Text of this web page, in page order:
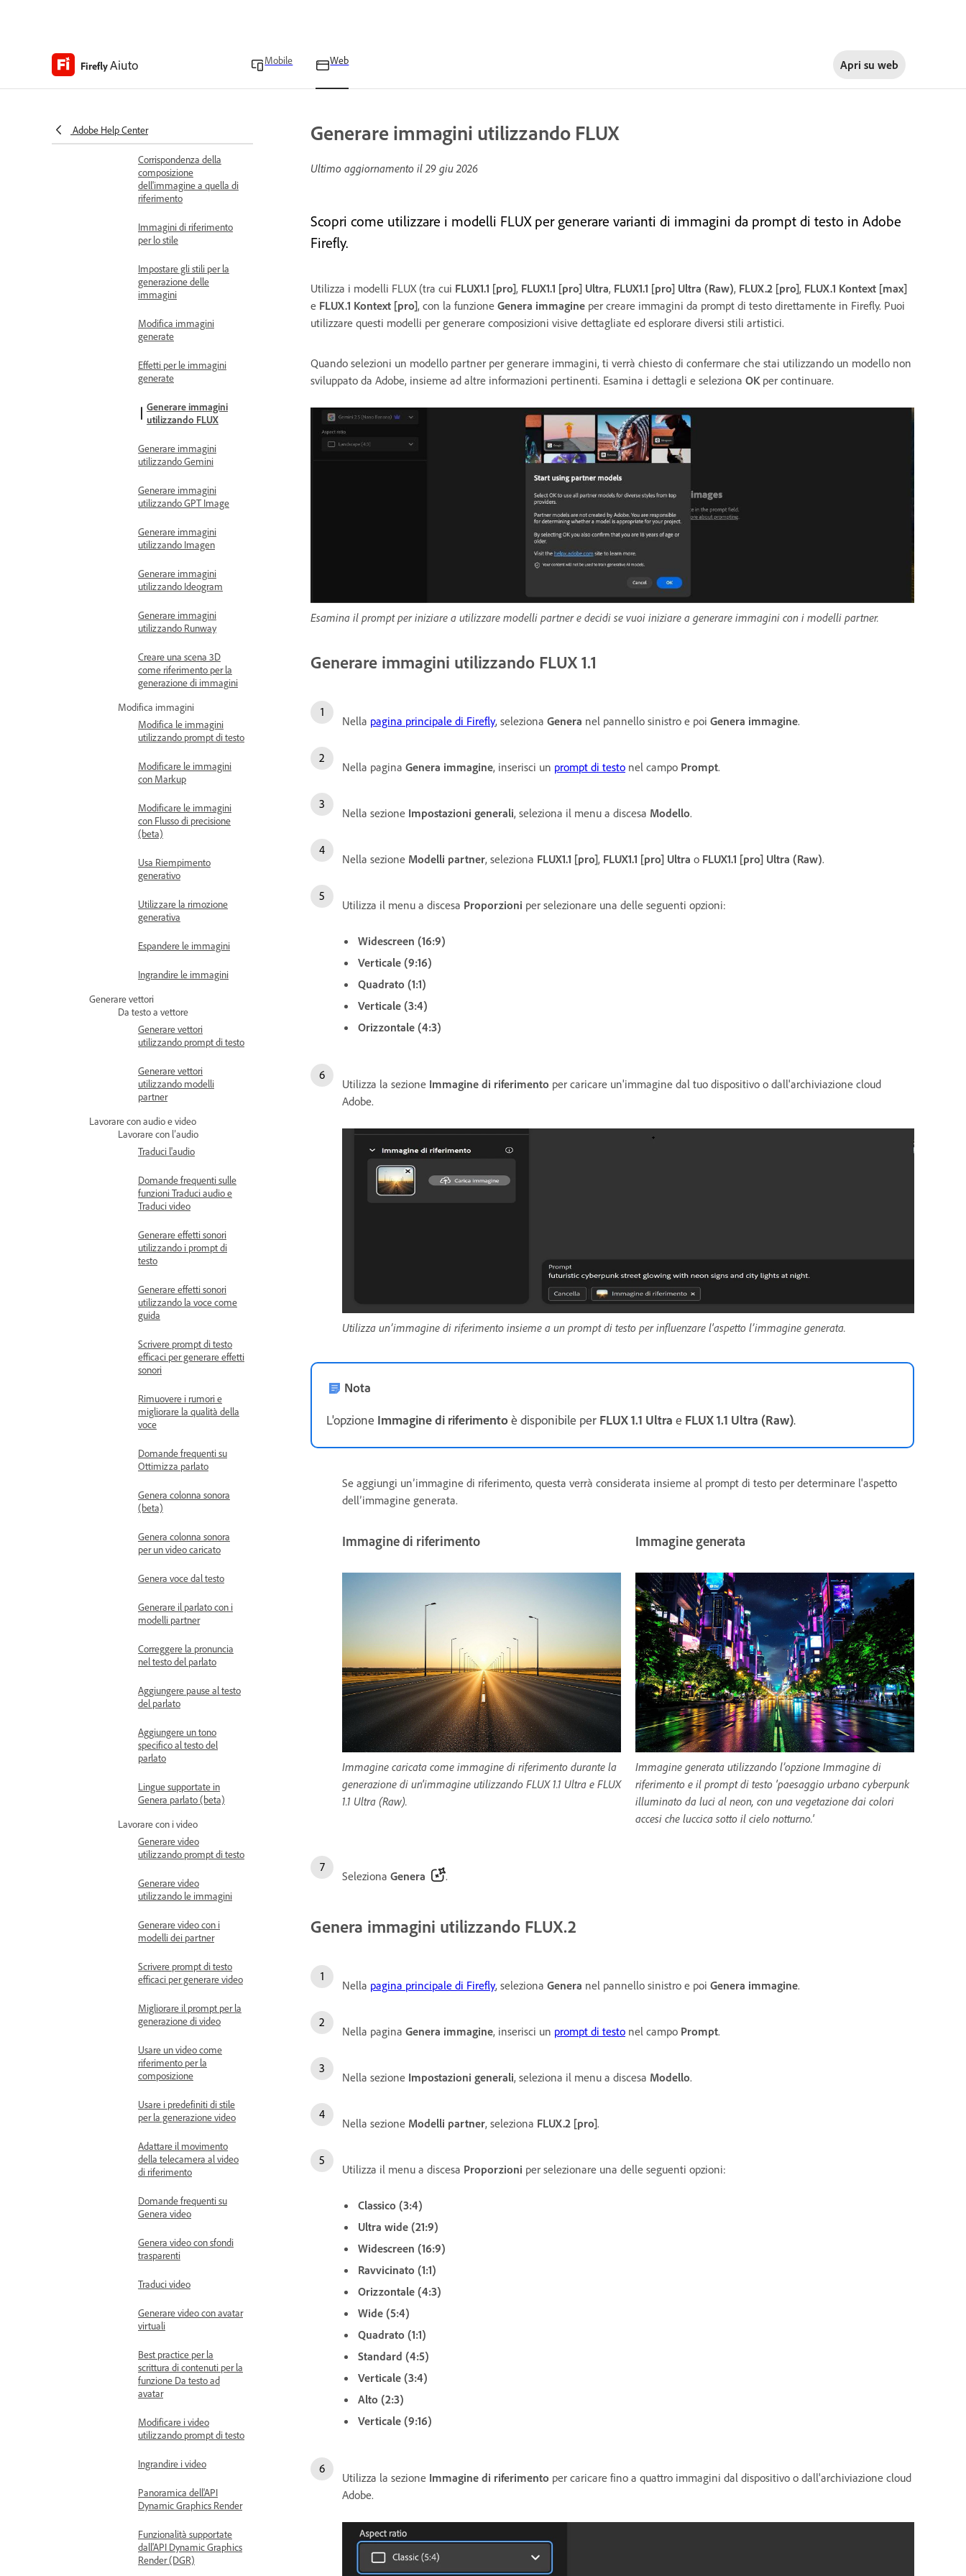
FireflyAiuto Mobile Web Apri su web
Adobe Help Center
delle immagini
contenuto
Corrispondenza della
composizione
dell'immagine a quella di
riferimento
Immagini di riferimento
per lo stile
Impostare gli stili per la
generazione delle
immagini
Modifica immagini
generate
Effetti per le immagini
generate
Generare immagini
utilizzando FLUX
Generare immagini
utilizzando Gemini
Generare immagini
utilizzando GPT Image
Generare immagini
utilizzando Imagen
Generare immagini
utilizzando Ideogram
Generare immagini
utilizzando Runway
Creare una scena 3D
come riferimento per la
generazione di immagini
Modifica immagini
Modifica le immagini
utilizzando prompt di testo
Modificare le immagini
con Markup
Modificare le immagini
con Flusso di precisione
(beta)
Usa Riempimento
generativo
Utilizzare la rimozione
generativa
Espandere le immagini
Ingrandire le immagini
Generare vettori
Da testo a vettore
Generare vettori
utilizzando prompt di testo
Generare vettori
utilizzando modelli
partner
Lavorare con audio e video
Lavorare con l’audio
Traduci l'audio
Domande frequenti sulle
funzioni Traduci audio e
Traduci video
Generare effetti sonori
utilizzando i prompt di
testo
Generare effetti sonori
utilizzando la voce come
guida
Scrivere prompt di testo
efficaci per generare effetti
sonori
Rimuovere i rumori e
migliorare la qualità della
voce
Domande frequenti su
Ottimizza parlato
Genera colonna sonora
(beta)
Genera colonna sonora
per un video caricato
Genera voce dal testo
Generare il parlato con i
modelli partner
Correggere la pronuncia
nel testo del parlato
Aggiungere pause al testo
del parlato
Aggiungere un tono
specifico al testo del
parlato
Lingue supportate in
Genera parlato (beta)
Lavorare con i video
Generare video
utilizzando prompt di testo
Generare video
utilizzando le immagini
Generare video con i
modelli dei partner
Scrivere prompt di testo
efficaci per generare video
Migliorare il prompt per la
generazione di video
Usare un video come
riferimento per la
composizione
Usare i predefiniti di stile
per la generazione video
Adattare il movimento
della telecamera al video
di riferimento
Domande frequenti su
Genera video
Genera video con sfondi
trasparenti
Traduci video
Generare video con avatar
virtuali
Best practice per la
scrittura di contenuti per la
funzione Da testo ad
avatar
Modificare i video
utilizzando prompt di testo
Ingrandire i video
Panoramica dell'API
Dynamic Graphics Render
Funzionalità supportate
dall'API Dynamic Graphics
Render (DGR)
Generare immagini utilizzando FLUX
Ultimo aggiornamento il29 giu 2026
Scopri come utilizzare i modelli FLUX per generare varianti di immagini da prompt di testo in Adobe
Firefly.
Utilizza i modelli FLUX (tra cui FLUX1.1 [pro], FLUX1.1 [pro] Ultra, FLUX1.1 [pro] Ultra (Raw), FLUX.2 [pro], FLUX.1 Kontext [max]
e FLUX.1 Kontext [pro], con la funzione Genera immagine per creare immagini da prompt di testo direttamente in Firefly. Puoi
utilizzare questi modelli per generare composizioni visive dettagliate ed esplorare diversi stili artistici.
Quando selezioni un modello partner per generare immagini, ti verrà chiesto di confermare che stai utilizzando un modello non
sviluppato da Adobe, insieme ad altre informazioni pertinenti. Esamina i dettagli e seleziona OKper continuare.
Esamina il prompt per iniziare a utilizzare modelli partner e decidi se vuoi iniziare a generare immagini con i modelli partner.
Generare immagini utilizzando FLUX 1.1
Nella pagina principale di Firefly, seleziona Genera nel pannello sinistro e poi Genera immagine.
Nella pagina Genera immagine, inserisci un prompt di testo nel campo Prompt.
Nella sezione Impostazioni generali, seleziona il menu a discesa Modello.
Nella sezione Modelli partner, seleziona FLUX1.1 [pro], FLUX1.1 [pro] Ultra o FLUX1.1 [pro] Ultra (Raw).
Utilizza il menu a discesa Proporzioni per selezionare una delle seguenti opzioni:
Widescreen (16:9)
Verticale (9:16)
Quadrato (1:1)
Verticale (3:4)
Orizzontale (4:3)
Utilizza la sezione Immagine di riferimento per caricare un'immagine dal tuo dispositivo o dall'archiviazione cloud
Adobe.
Utilizza un’immagine di riferimento insieme a un prompt di testo per influenzare l'aspetto l’immagine generata.
Nota
L'opzione Immagine di riferimentoè disponibile per FLUX 1.1 Ultra e FLUX 1.1 Ultra (Raw).
Se aggiungi un’immagine di riferimento, questa verrà considerata insieme al prompt di testo per determinare l'aspetto
dell’immagine generata.
Immagine di riferimento
Immagine caricata come immagine di riferimento durante la
generazione di un'immagine utilizzando FLUX 1.1 Ultra e FLUX
1.1 Ultra (Raw).
Immagine generata
Immagine generata utilizzando l’opzione Immagine di
riferimento e il prompt di testo 'paesaggio urbano cyberpunk
illuminato da luci al neon, con una vegetazione dai colori
accesi che luccica sotto il cielo notturno.'
Seleziona Genera .
Genera immagini utilizzando FLUX.2
Nella pagina principale di Firefly, seleziona Genera nel pannello sinistro e poi Genera immagine.
Nella pagina Genera immagine, inserisci un prompt di testo nel campo Prompt.
Nella sezione Impostazioni generali, seleziona il menu a discesa Modello.
Nella sezione Modelli partner, seleziona FLUX.2 [pro].
Utilizza il menu a discesa Proporzioni per selezionare una delle seguenti opzioni:
Classico (3:4)
Ultra wide (21:9)
Widescreen (16:9)
Ravvicinato (1:1)
Orizzontale (4:3)
Wide (5:4)
Quadrato (1:1)
Standard (4:5)
Verticale (3:4)
Alto (2:3)
Verticale (9:16)
Utilizza la sezione Immagine di riferimento per caricare fino a quattro immagini dal dispositivo o dall'archiviazione cloud
Adobe.